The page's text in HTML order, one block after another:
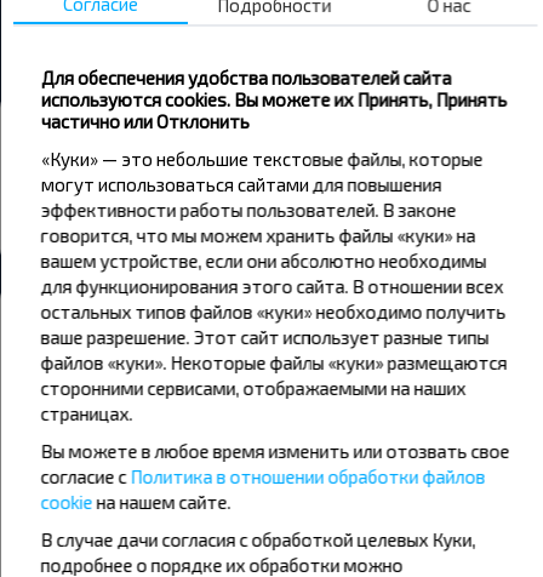
Автовокзалы и остановки
Губерня
Антополь Ж/Д
Все автовокзалы Губерня
Погода
07
+20°C
+18°C Вечер
08
+23°C День
+17°C Вечер
09
+25°C
+19°C
Подробности О нас
Для обеспечения удобства пользователей сайта
используются cookies. Вы можете их Принять, Принять
частично или Отклонить
«Куки» — это небольшие текстовые файлы, которые
могут использоваться сайтами для повышения
эффективности работы пользователей. В законе
говорится, что мы можем хранить файлы «куки» на
вашем устройстве, если они абсолютно необходимы
для функционирования этого сайта. В отношении всех
остальных типов файлов «куки» необходимо получить
ваше разрешение. Этот сайт использует разные типы
файлов «куки». Некоторые файлы «куки» размещаются
сторонними сервисами, отображаемыми на наших
страницах.
Вы можете в любое время изменить или отозвать свое
согласие сПолитика в отношении обработки файлов
cookieна нашем сайте.
В случае дачи согласия с обработкой целевых Куки,
подробнее о порядке их обработки можно